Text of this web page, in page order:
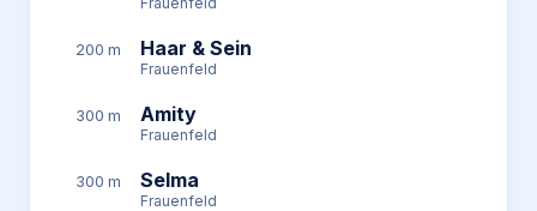
200 m Haar & Sein
Frauenfeld
300 m Amity
Frauenfeld
300 m Selma
Frauenfeld